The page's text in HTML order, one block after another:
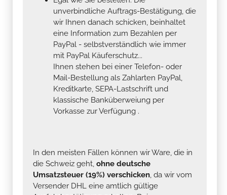
unverbindliche Auftrags-Bestätigung, die
wir Ihnen danach schicken, beinhaltet
eine Information zum Bezahlen per
PayPal - selbstverständlich wie immer
mit PayPal Käuferschutz...
Ihnen stehen bei einer Telefon- oder
Mail-Bestellung als Zahlarten PayPal,
Kreditkarte, SEPA-Lastschrift und
klassische Banküberweiung per
Vorkasse zur Verfügung .
In den meisten Fällen können wir Ware, die in
die Schweiz geht, ohne deutsche
Umsatzsteuer (19%) verschicken, da wir vom
Versender DHL eine amtlich gültige